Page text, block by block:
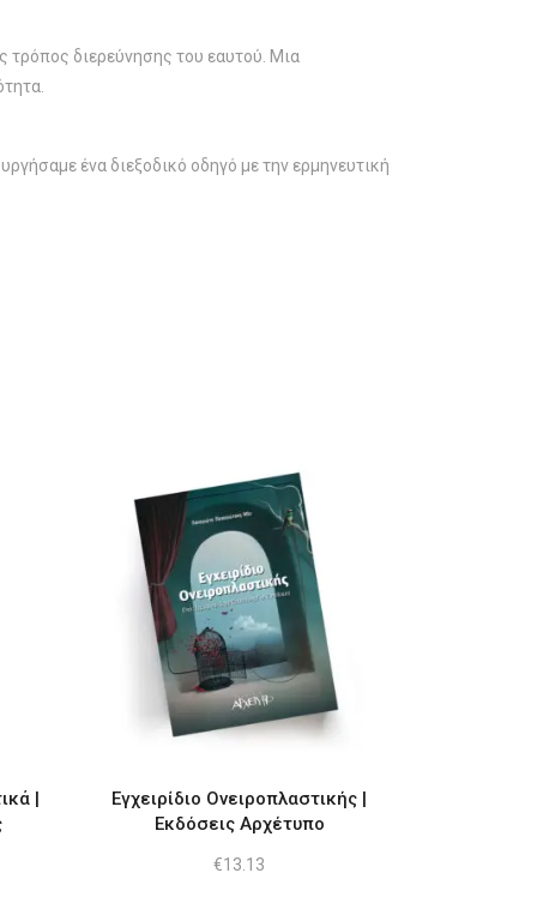
τρόπος διερεύνησης του εαυτού. Μια
ένα διεξοδικό οδηγό με την ερμηνευτική
|
Εγχειρίδιο Ονειροπλαστικής |
Εκδόσεις Αρχέτυπο
€13.13